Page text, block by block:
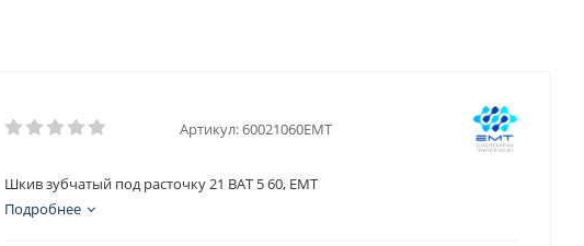
Артикул:60021060EMT
Шкив зубчатый под расточку 21 BAT 5 60, EMT
Подробнее